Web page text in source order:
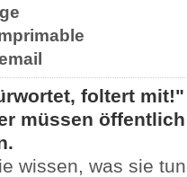
foltert
müssen
wissen, was sie tun